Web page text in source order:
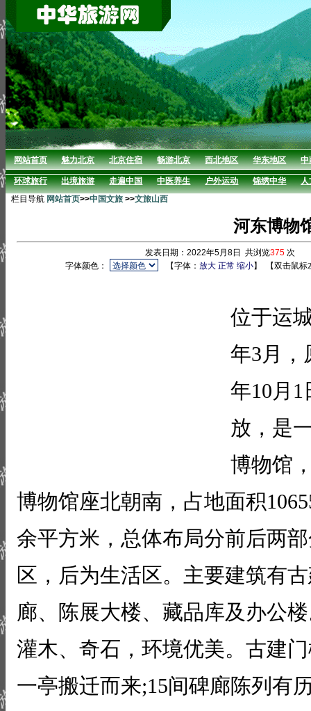
网站首页 魅力北京 北京住宿 畅游北京 西北地区 华东地区 中
环球旅行 出境旅游 走遍中国 中医养生 户外运动 锦绣中华
人
栏目导航 网站首页>>中国文旅 >>文旅山西
河东博物
发表日期：2022年5月8日 共浏览375 次
字体颜色：
【字体：放大 正常 缩小】 【双击鼠
位于运
年3月，
年10月
放，是
博物馆
博物馆座北朝南，占地面积
余平方米，总体布局分前后两
区，后为生活区。主要建筑有
廊、陈展大楼、藏品库及办公
灌木、奇石，环境优美。古建
一亭搬迁而来;15间碑廊陈列有